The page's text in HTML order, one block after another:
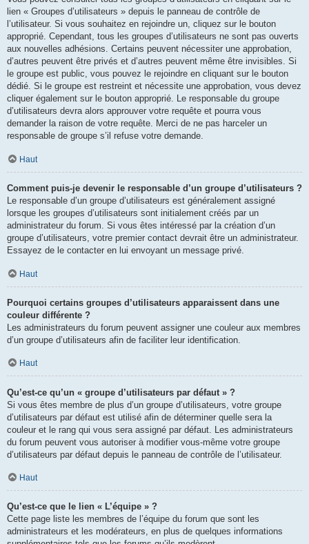
lien « Groupes d’utilisateurs » depuis le panneau de contrôle de
l’utilisateur. Si vous souhaitez en rejoindre un, cliquez sur le bouton
approprié. Cependant, tous les groupes d’utilisateurs ne sont pas ouverts
aux nouvelles adhésions. Certains peuvent nécessiter une approbation,
d’autres peuvent être privés et d’autres peuvent même être invisibles. Si
le groupe est public, vous pouvez le rejoindre en cliquant sur le bouton
dédié. Si le groupe est restreint et nécessite une approbation, vous devez
cliquer également sur le bouton approprié. Le responsable du groupe
d’utilisateurs devra alors approuver votre requête et pourra vous
demander la raison de votre requête. Merci de ne pas harceler un
responsable de groupe s’il refuse votre demande.
Haut
Comment puis-je devenir le responsable d’un groupe d’utilisateurs ?
Le responsable d’un groupe d’utilisateurs est généralement assigné
lorsque les groupes d’utilisateurs sont initialement créés par un
administrateur du forum. Si vous êtes intéressé par la création d’un
groupe d’utilisateurs, votre premier contact devrait être un administrateur.
Essayez de le contacter en lui envoyant un message privé.
Haut
Pourquoi certains groupes d’utilisateurs apparaissent dans une
couleur différente ?
Les administrateurs du forum peuvent assigner une couleur aux membres
d’un groupe d’utilisateurs afin de faciliter leur identification.
Haut
Qu’est-ce qu’un « groupe d’utilisateurs par défaut » ?
Si vous êtes membre de plus d’un groupe d’utilisateurs, votre groupe
d’utilisateurs par défaut est utilisé afin de déterminer quelle sera la
couleur et le rang qui vous sera assigné par défaut. Les administrateurs
du forum peuvent vous autoriser à modifier vous-même votre groupe
d’utilisateurs par défaut depuis le panneau de contrôle de l’utilisateur.
Haut
Qu’est-ce que le lien « L’équipe » ?
Cette page liste les membres de l’équipe du forum que sont les
administrateurs et les modérateurs, en plus de quelques informations